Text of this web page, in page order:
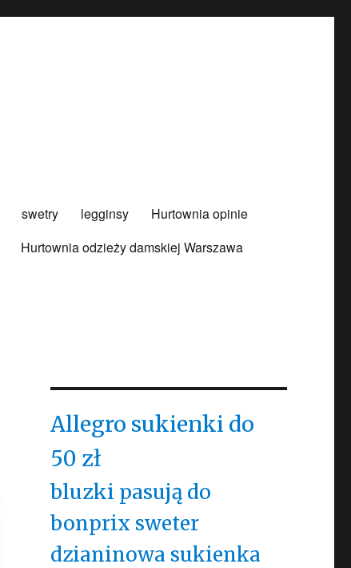
swetry legginsy
Hurtownia opinie
Hurtownia odzieży damskiej Warszawa
Allegro sukienki do
50 zł
bluzki pasują do
bonprix sweter
dzianinowa sukienka